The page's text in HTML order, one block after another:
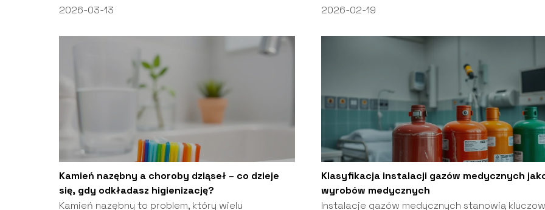
2026-03-13
2026-02-19
Kamień nazębny a choroby dziąseł – co dzieje
się, gdy odkładasz higienizację?
Kamień nazębny to problem, który wielu
Klasyfikacja instalacji gazów medycznych
wyrobów medycznych
Instalacje gazów medycznych stanowią